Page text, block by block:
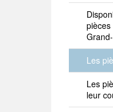
pièces
Les
Les
leur